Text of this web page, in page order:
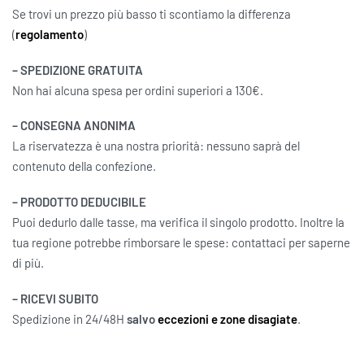
Se trovi un prezzo più basso ti scontiamo la differenza
(regolamento)
– SPEDIZIONE GRATUITA
Non hai alcuna spesa per ordini superiori a 130€.
– CONSEGNA ANONIMA
La riservatezza è una nostra priorità: nessuno saprà del
contenuto della confezione.
– PRODOTTO DEDUCIBILE
Puoi dedurlo dalle tasse, ma verifica il singolo prodotto. Inoltre la
tua regione potrebbe rimborsare le spese: contattaci per saperne
di più.
– RICEVI SUBITO
Spedizione in 24/48H salvoeccezioni e zone disagiate.